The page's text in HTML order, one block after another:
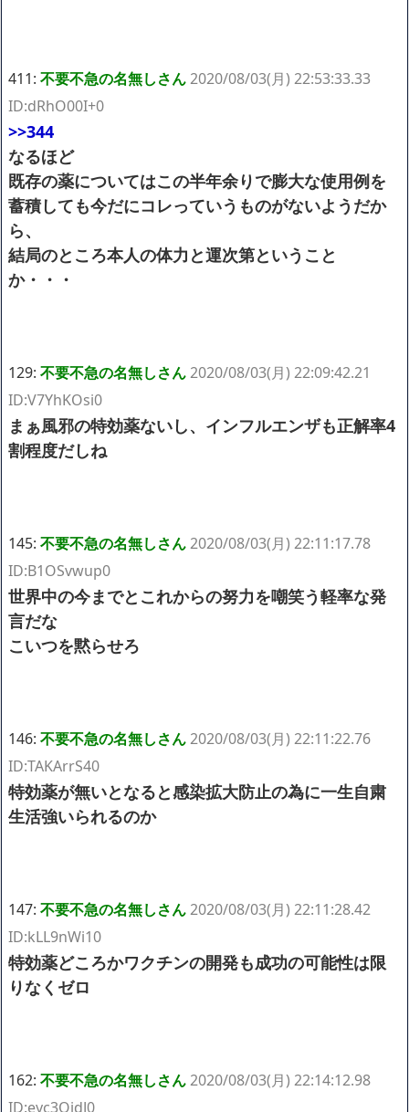
411: 不要不急の名無しさん2020/08/03(月) 22:53:33.33
ID:dRhO00I+0
>>344
なるほど
既存の薬についてはこの半年余りで膨大な使用例を
蓄積しても今だにコレっていうものがないようだか
ら、
結局のところ本人の体力と運次第ということ
か・・・
129: 不要不急の名無しさん2020/08/03(月) 22:09:42.21
ID:V7YhKOsi0
まぁ風邪の特効薬ないし、インフルエンザも正解率4
割程度だしね
145: 不要不急の名無しさん2020/08/03(月) 22:11:17.78
ID:B1OSvwup0
世界中の今までとこれからの努力を嘲笑う軽率な発
言だな
こいつを黙らせろ
146: 不要不急の名無しさん2020/08/03(月) 22:11:22.76
ID:TAKArrS40
特効薬が無いとなると感染拡大防止の為に一生自粛
生活強いられるのか
147: 不要不急の名無しさん2020/08/03(月) 22:11:28.42
ID:kLL9nWi10
特効薬どころかワクチンの開発も成功の可能性は限
りなくゼロ
162: 不要不急の名無しさん2020/08/03(月) 22:14:12.98
ID:eyc3OidJ0